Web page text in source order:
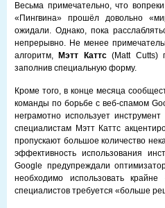
Весьма примечательно, что
«Пингвина» прошёл довольно
ожидали. Однако, пока
непрерывно. Не менее
алгоритм,
Мэтт Каттс(Matt Cutts)
заполнив специальную форму.
Кроме того, в конце месяца
команды по борьбе с веб-спамом
неграмотно использует
специалистам Мэтт Каттс
пропускают большое количество
эффективность использования
Google предупреждали
необходимо использовать
специалистов требуется «больше